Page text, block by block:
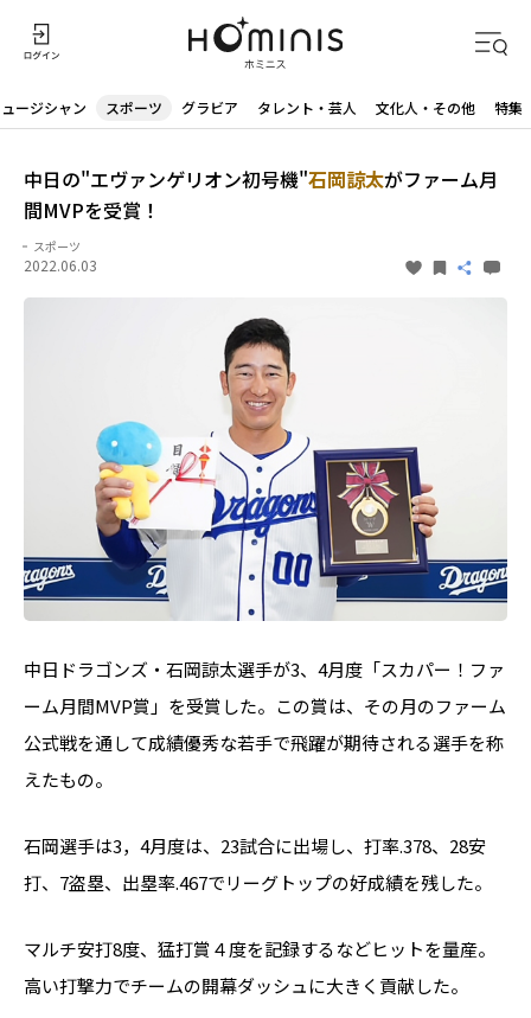
ージシャン スポーツ グラビア タレント・芸人 文化人・その他 特集
中日の"エヴァンゲリオン初号機"石岡諒太がファーム月
間MVPを受賞！
スポーツ
2022.06.03
中日ドラゴンズ・石岡諒太選手が3、4月度「スカパー！ファ
ーム月間MVP賞」を受賞した。この賞は、その月のファーム
公式戦を通して成績優秀な若手で飛躍が期待される選手を称
えたもの。
石岡選手は3，4月度は、23試合に出場し、打率.378、28安
打、7盗塁、出塁率.467でリーグトップの好成績を残した。
マルチ安打8度、猛打賞４度を記録するなどヒットを量産。
高い打撃力でチームの開幕ダッシュに大きく貢献した。